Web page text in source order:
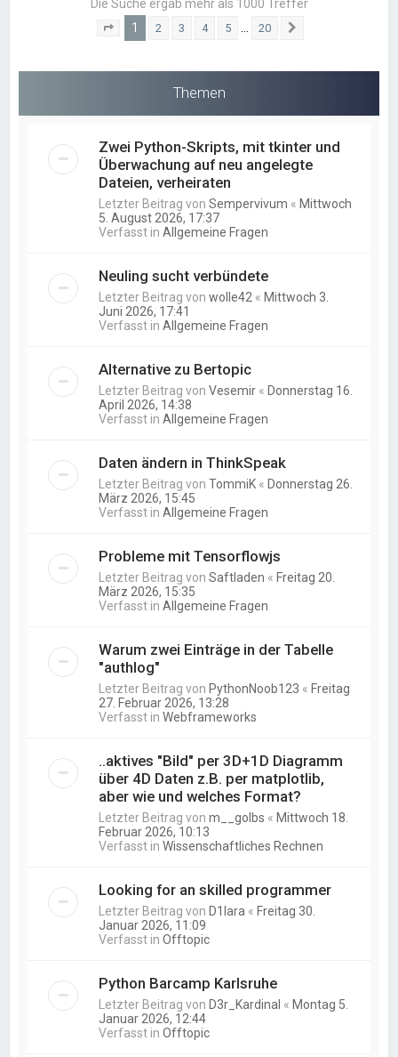
Die Suche ergab mehr als 1000 Treffer
Seite von 20
1 2 3 4 5 … 20
Themen
Zwei Python-Skripts, mit tkinter und
Überwachung auf neu angelegte
Dateien, verheiraten
Letzter Beitrag vonSempervivum « Mittwoch
5. August 2026, 17:37
Verfasst inAllgemeine Fragen
Neuling sucht verbündete
Letzter Beitrag vonwolle42 « Mittwoch 3.
Juni 2026, 17:41
Verfasst inAllgemeine Fragen
Alternative zu Bertopic
Letzter Beitrag vonVesemir « Donnerstag 16.
April 2026, 14:38
Verfasst inAllgemeine Fragen
Daten ändern in ThinkSpeak
Letzter Beitrag vonTommiK « Donnerstag 26.
März 2026, 15:45
Verfasst inAllgemeine Fragen
Probleme mit Tensorflowjs
Letzter Beitrag vonSaftladen « Freitag 20.
März 2026, 15:35
Verfasst inAllgemeine Fragen
Warum zwei Einträge in der Tabelle
"authlog"
Letzter Beitrag von PythonNoob123 « Freitag
27. Februar 2026, 13:28
Verfasst inWebframeworks
..aktives "Bild" per 3D+1D Diagramm
über 4D Daten z.B. per matplotlib,
aber wie und welches Format?
Letzter Beitrag vonm__golbs « Mittwoch 18.
Februar 2026, 10:13
Verfasst inWissenschaftliches Rechnen
Looking for an skilled programmer
Letzter Beitrag von D1lara « Freitag 30.
Januar 2026, 11:09
Verfasst inOfftopic
Python Barcamp Karlsruhe
Letzter Beitrag von D3r_Kardinal « Montag 5.
Januar 2026, 12:44
Verfasst inOfftopic